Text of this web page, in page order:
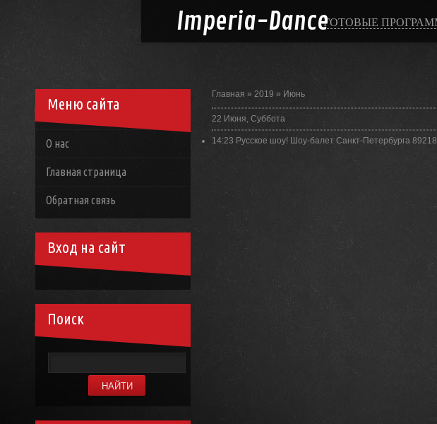
Imperia-DanceГОТОВЫЕ
Главная » 2019 » Июнь
22 Июня, Суббота
14:23 Русское шоу! Шоу-балет Санкт-Петербурга
Меню сайта
О нас
Главная страница
Обратная связь
Вход на сайт
Поиск